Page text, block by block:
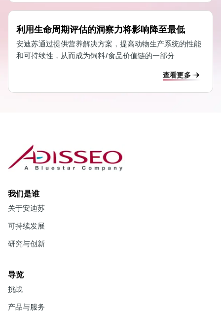
利用生命周期评估的洞察力将影响降至最低
安迪苏通过提供营养解决方案，提高动物生产系统的性能
和可持续性，从而成为饲料/食品价值链的一部分
查看更多
我们是谁
关于安迪苏
可持续发展
研究与创新
导览
挑战
产品与服务